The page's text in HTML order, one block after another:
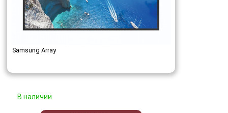
Samsung Array
В наличии